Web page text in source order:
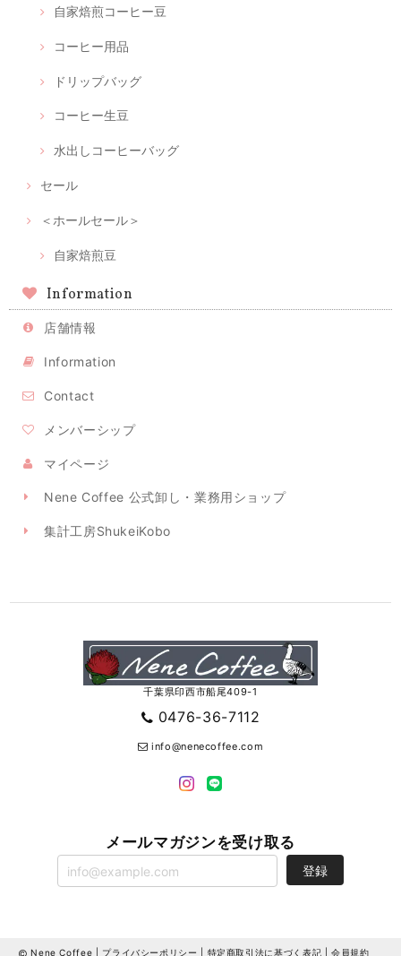
自家焙煎コーヒー豆
コーヒー用品
ドリップバッグ
コーヒー生豆
水出しコーヒーバッグ
セール
＜ホールセール＞
自家焙煎豆
Information
店舗情報
Information
Contact
メンバーシップ
マイページ
Nene Coffee 公式卸し・業務用ショップ
集計工房ShukeiKobo
千葉県印西市船尾409-1
0476-36-7112
info@nenecoffee.com
メールマガジンを受け取る
登録
Nene Coffee | プライバシーポリシー 特定商取引法に基づく表記 |会員規約